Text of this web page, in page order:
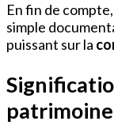
En fin de
simple
puissant sur la
patrimoine